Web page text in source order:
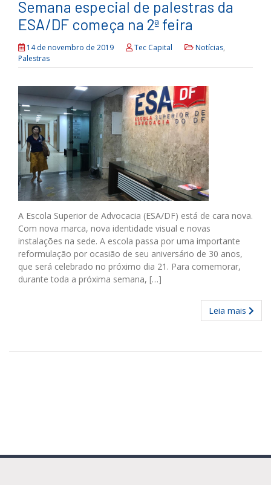
Semana especial de palestras da
ESA/DF começa na 2ª feira
14 de novembro de 2019 Tec Capital Notícias,
Palestras
A Escola Superior de Advocacia (ESA/DF) está de cara nova.
Com nova marca, nova identidade visual e novas
instalações na sede. A escola passa por uma importante
reformulação por ocasião de seu aniversário de 30 anos,
que será celebrado no próximo dia 21. Para comemorar,
durante toda a próxima semana, […]
Leia mais